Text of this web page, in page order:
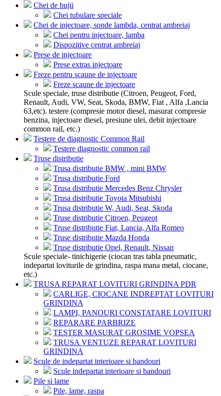
Chei de bujii
Chei tubulare speciale
Chei de injectoare, sonde lambda, centrat ambreiaj
Chei pentru injectoare, lamba
Dispozitive centrat ambreiaj
Prese de injectoare
Prese extras injectoare
Freze pentru scaune de injectoare
Freze scaune de injectoare
Scule speciale, truse distributie (Citroen, Peugeot, Ford,
Renault, Audi, VW, Seat, Skoda, BMW, Fiat , Alfa ,Lancia
63,etc). testere (compresie motor diesel, masurat compresie
benzina, injectoare diesel, presiune ulei, debit injectoare
common rail, etc.)
Testere de diagnostic Common Rail
Testere diagnostic common rail
Truse distributie
Trusa distributie BMW , mini BMW
Trusa distributie Ford
Trusa distributie Mercedes Benz Chrysler
Trusa distributie Toyota Mitsubishi
Trusa distributie W, Audi, Seat, Skoda
Truse distributie Citroen, Peugeot
Truse distributie Fiat, Lancia, Alfa Romeo
Truse distributie Mazda Honda
Truse distributie Opel, Renault, Nissan
Scule speciale- tinichigerie (ciocan tras tabla pneumatic,
indepartat loviturile de grindina, raspa mana metal, ciocane,
etc.)
TRUSA REPARAT LOVITURI GRINDINA PDR
CARLIGE, CIOCANE INDREPTAT LOVITURI
GRINDINA
LAMPI, PANOURI CONSTATARE LOVITURI
REPARARE PARBRIZE
TESTER MASURAT GROSIME VOPSEA
TRUSA VENTUZE REPARAT LOVITURI
GRINDINA
Scule de indepartat interioare si bandouri
Scule indepartat interioare si bandouri
Pile si lame
Pile, lame, raspa